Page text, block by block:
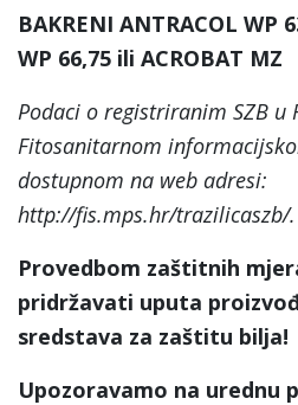
BAKRENI ANTRACOL WP
WP 66,75 ili ACROBAT MZ
Podaci o registriranim SZB u
Fitosanitarnom
dostupnom na web adresi:
http://fis.mps.hr/trazilicaszb/.
Provedbom zaštitnih
pridržavati uputa
sredstava za zaštitu bilja!
Upozoravamo na urednu